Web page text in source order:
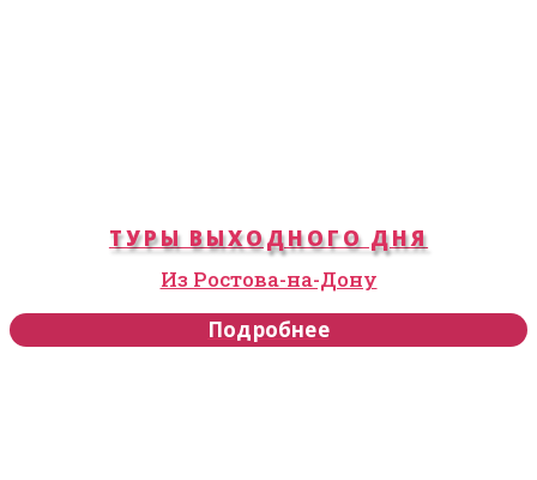
ТУРЫ ВЫХОДНОГО ДНЯ
Из Ростова-на-Дону
Подробнее